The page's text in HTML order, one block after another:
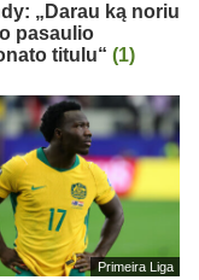
„Darau ką noriu
pasaulio
titulu“ (1)
Primeira Liga